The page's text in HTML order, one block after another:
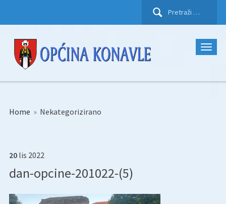
Pretraži:
Home » Nekategorizirano
20 lis 2022
dan-opcine-201022-(5)